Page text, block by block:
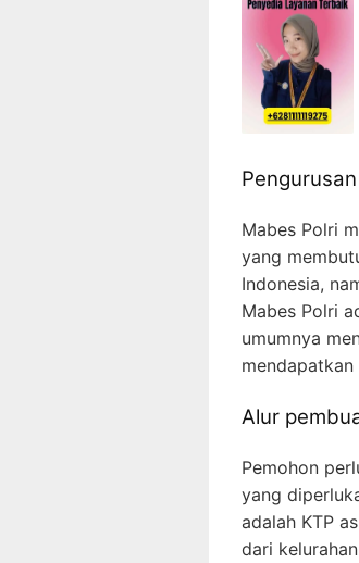
Mabes Polri
yang
Indonesia,
Mabes Polri
umumnya
Alur
Pemohon
yang
adalah KTP
dari